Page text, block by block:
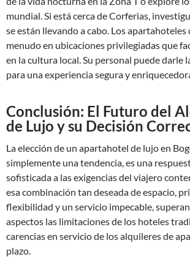
mundial. Si está cerca de Corferias,
se están llevando a cabo. Los apartahoteles
menudo en ubicaciones privilegiadas que
en la cultura local. Su personal puede darle
para una experiencia segura y
Conclusión: El Futuro del
de Lujo y su Decisión
La elección de un apartahotel de lujo en
simplemente una tendencia, es una
sofisticada a las exigencias del viajero
esa combinación tan deseada de espacio,
flexibilidad y un servicio impecable,
aspectos las limitaciones de los hoteles
carencias en servicio de los alquileres de
plazo.